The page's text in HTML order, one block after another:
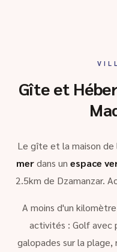
Gîte et
Le gîte et la maison
merdans un espace
2.5km de Dzamanzar.
A moins d'un
activités : Golf avec
galopades sur la plage,